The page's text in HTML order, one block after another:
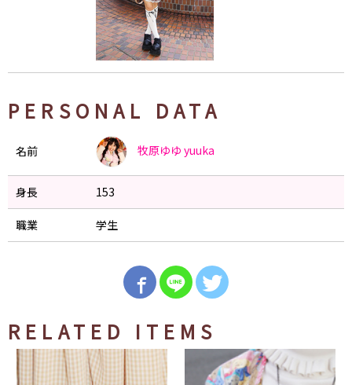
PERSONAL DATA
名前 牧原ゆゆ yuuka
身長 153
職業 学生
RELATED ITEMS